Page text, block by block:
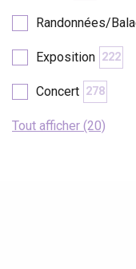
Randonnées/
Exposition 222
Concert 278
Tout afficher (20)